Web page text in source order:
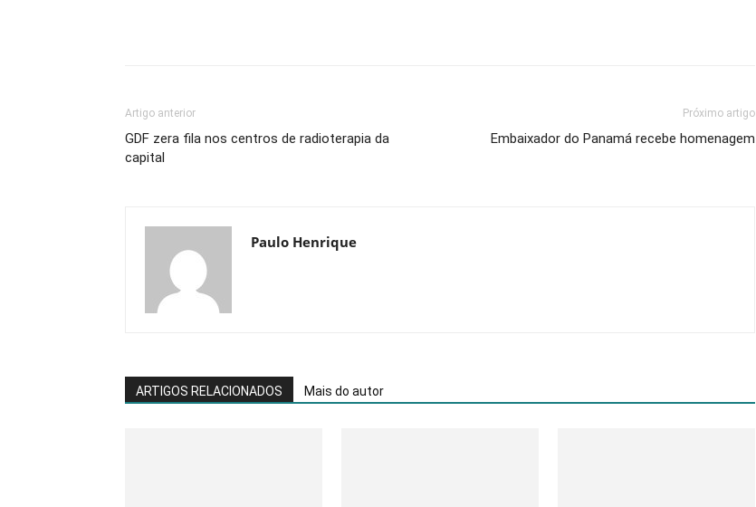
Artigo anterior
GDF zera fila nos centros de radioterapia da
capital
Próximo artigo
Embaixador do Panamá recebe homenagem
Paulo Henrique
ARTIGOS RELACIONADOS Mais do autor